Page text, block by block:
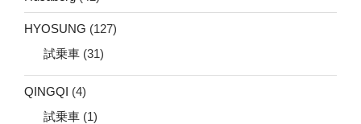
HYOSUNG (127)
試乗車 (31)
QINGQI (4)
試乗車 (1)